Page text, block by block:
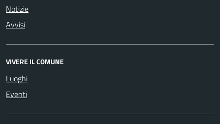
Notizie
Avvisi
VIVERE IL COMUNE
Luoghi
Eventi